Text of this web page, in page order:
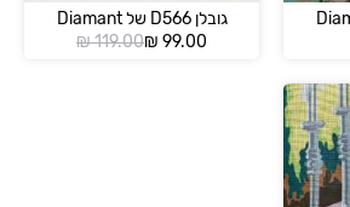
גובלן D566 של Diamant
₪119.00
המחיר₪ 99.00
המחיר